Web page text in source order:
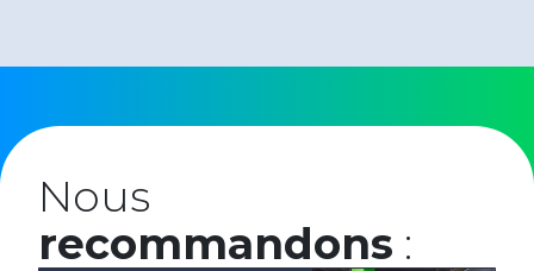
Nous
recommandons :